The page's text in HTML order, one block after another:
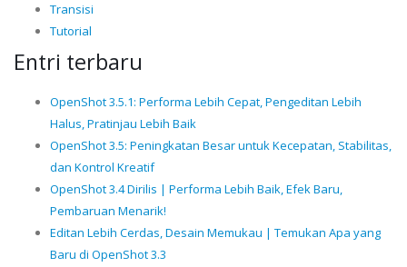
Transisi
Tutorial
Entri terbaru
OpenShot 3.5.1: Performa Lebih Cepat, Pengeditan Lebih
Halus, Pratinjau Lebih Baik
OpenShot 3.5: Peningkatan Besar untuk Kecepatan, Stabilitas,
dan Kontrol Kreatif
OpenShot 3.4 Dirilis | Performa Lebih Baik, Efek Baru,
Pembaruan Menarik!
Editan Lebih Cerdas, Desain Memukau | Temukan Apa yang
Baru di OpenShot 3.3